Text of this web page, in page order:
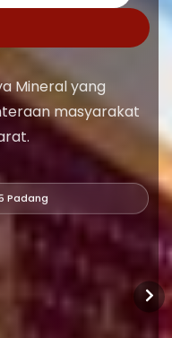
Mineral yang
masyarakat
Padang